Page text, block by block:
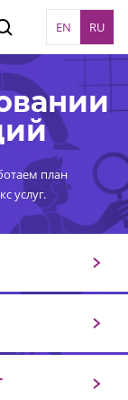
EN RU
план
услуг.